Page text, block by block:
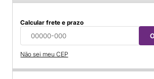
Calcular frete e prazo
Não sei meu CEP